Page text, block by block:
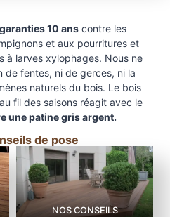
garanties 10 ans contre les
et aux pourritures et
à larves xylophages. Nous ne
de fentes, ni de gerces, ni la
naturels du bois. Le bois
fil des saisons réagit avec le
une patine gris argent.
de pose
NOS CONSEILS